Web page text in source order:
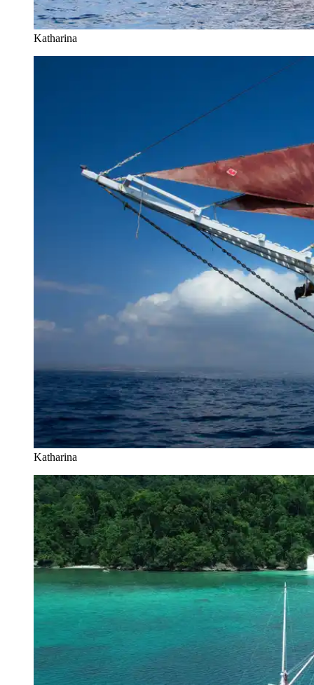
Katharina
Katharina